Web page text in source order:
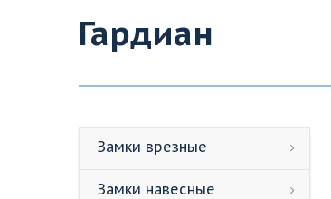
Гардиан
Замки врезные
Замки навесные